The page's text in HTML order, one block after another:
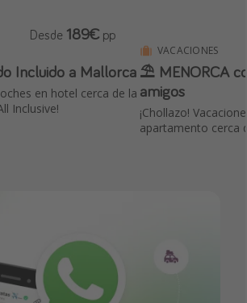
Incluido a Mallorca
en hotel cerca de la
Inclusive!
Desde 189€ pp
VACACIONES
⛱️ MENORCA
amigos
¡Chollazo!
apartamento cerca